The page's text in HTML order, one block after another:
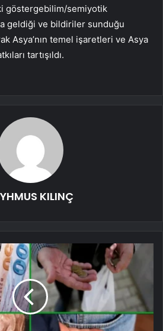
göstergebilim/semiyotik
geldiği ve bildiriler sunduğu
Asya’nın temel işaretleri ve Asya
tartışıldı.
KILINÇ